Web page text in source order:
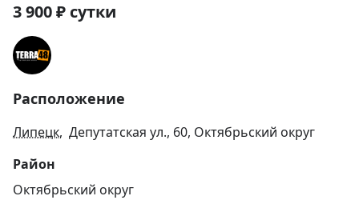
3 900₽ сутки
Расположение
Липецк, Депутатская ул., 60, Октябрьский округ
Район
Октябрьский округ